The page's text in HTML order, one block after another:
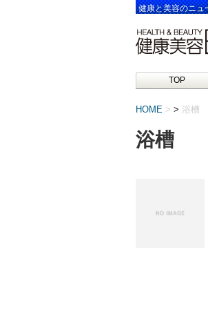
健康と美容のニュ
TOP
HOME > 浴槽
浴槽